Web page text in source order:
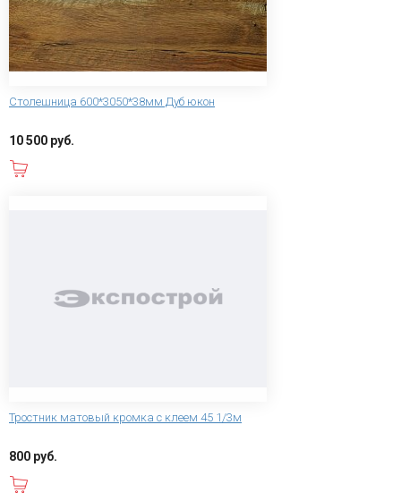
Столешница 600*3050*38мм Дуб юкон
10 500 руб.
Тростник матовый кромка с клеем 45 1/3м
800 руб.